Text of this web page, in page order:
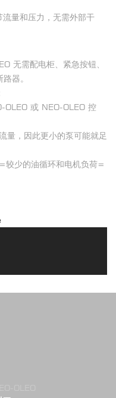
量和压力，无需外部干
无需配电柜、紧急按钮、
器。
OLEO 或 NEO-OLEO 控
量，因此更小的泵可能就足
较少的油循环和电机负荷=